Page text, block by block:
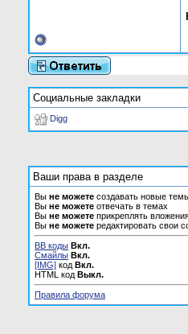
Социальные закладки
Digg
Ваши права в разделе
Вы не можете создавать новые
Вы не можете отвечать в темах
Вы не можете прикреплять
Вы не можете редактировать свои
BB коды Вкл.
Смайлы Вкл.
[IMG] код Вкл.
HTML код Выкл.
Правила форума